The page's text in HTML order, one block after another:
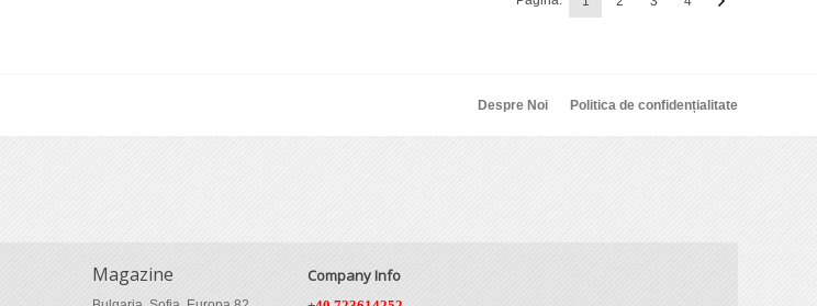
Despre Noi Politica de confidențialitate
Magazine Company Info